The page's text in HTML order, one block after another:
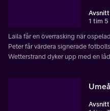
Avsnitt
1 tim 5
Laila får en överrasking när
Peter får värdera signerade
Wetterstrand dyker upp med en
Umeå